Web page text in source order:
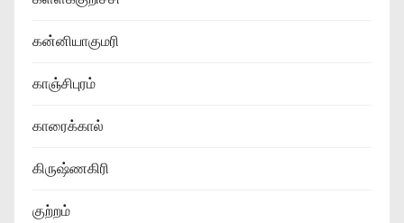
கன்னியாகுமரி
காஞ்சிபுரம்
காரைக்கால்
கிருஷ்ணகிரி
குற்றம்